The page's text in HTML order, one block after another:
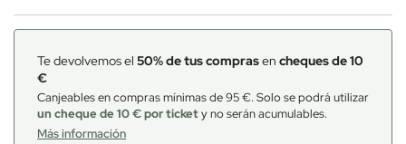
Te devolvemos el 50% de tus comprasen cheques de 10
€
Canjeables en compras mínimas de 95 €. Solo se podrá utilizar
un cheque de 10 € por tickety no serán acumulables.
Más información